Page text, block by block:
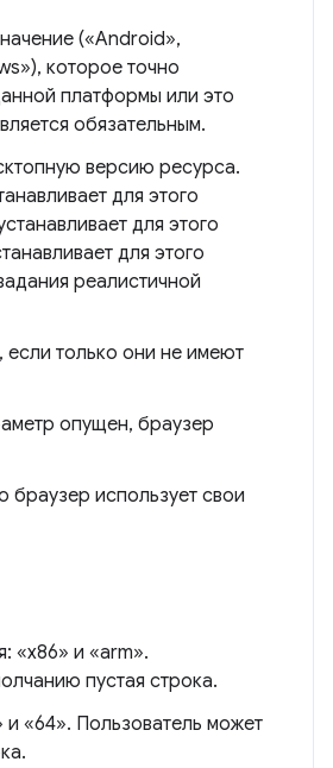
(«Android»,
которое точно
платформы или это
обязательным.
версию ресурса.
для этого
для этого
для этого
реалистичной
если только они не имеют
опущен, браузер
использует свои
«x86» и «arm».
пустая строка.
и «64». Пользователь может